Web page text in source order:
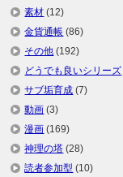
素材 (12)
金貨通帳 (86)
その他 (192)
どうでも良いシリーズ
サブ垢育成 (7)
動画 (3)
漫画 (169)
神理の塔 (28)
読者参加型 (10)